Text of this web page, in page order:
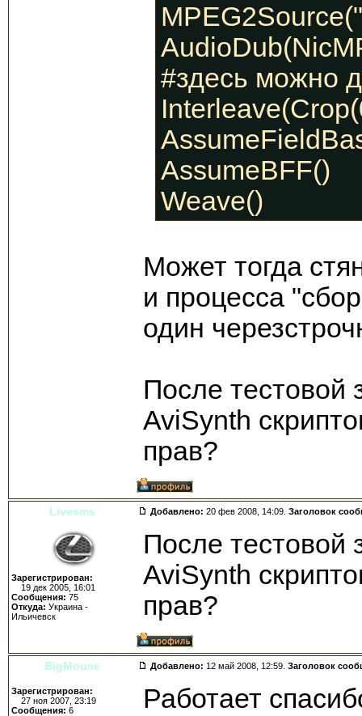
#здесь можно
AssumeBFF()
Weave()
Может тогда
и процесса
один
После тестовой
AviSynth
прав?
Livesms Добавлено: 20 фев 2008, 14:09. Заголовок
Зарегистрирован:
19 дек 2005, 16:01
Сообщения: 75
Откуда: Украина -
Ильичевск
После тестовой
AviSynth
прав?
BigMouse Добавлено: 12 май 2008, 12:59. Заголовок
Зарегистрирован:
27 ноя 2007, 23:19
Сообщения: 6 Работает